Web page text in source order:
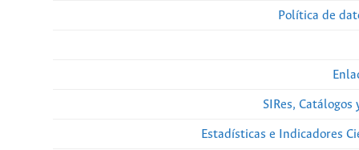
Política de
SIRes, Catálogos
Estadísticas e Indicadores